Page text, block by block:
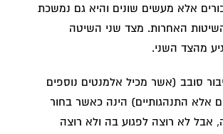
אלא מעשים שונים והיא גם נמשכת
האחרות. מצד שני השיטה
מהצד השני.
סובב (אשר מכיל אלמנטים נוספים
אלא התנהגותיים) הינה כאשר בחור
אבל לא רוצה לפגוע בה ולא רוצה